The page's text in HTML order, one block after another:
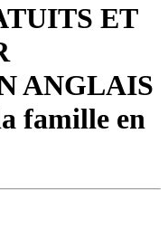
ET
ANGLAIS
famille en